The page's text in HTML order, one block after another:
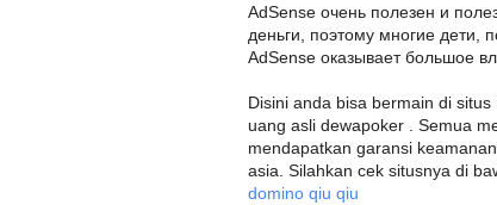
AdSense очень полезен и
деньги, поэтому многие дети,
AdSense оказывает большое
Disini anda bisa bermain di
uang asli dewapoker . Semua
mendapatkan garansi
asia. Silahkan cek situsnya di
domino qiu qiu